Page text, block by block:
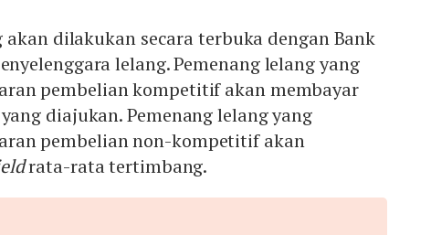
akan dilakukan secara terbuka dengan Bank
lelang. Pemenang lelang yang
pembelian kompetitif akan membayar
diajukan. Pemenang lelang yang
pembelian non-kompetitif akan
rata-rata tertimbang.